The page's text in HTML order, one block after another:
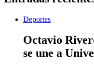
Deportes
Octavio
se une a